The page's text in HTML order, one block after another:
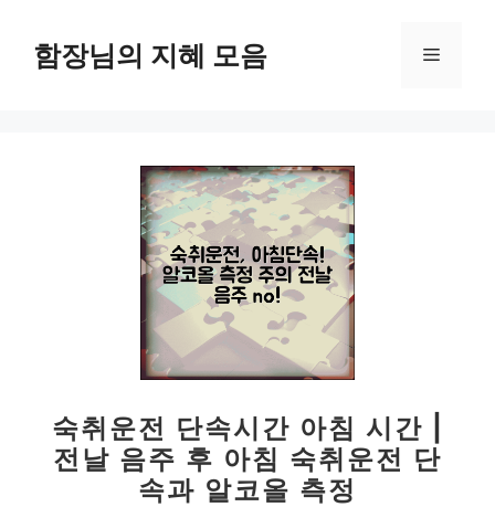
함장님의 지혜 모음 메
숙취운전 단속시간 아침 시간 |
전날 음주 후 아침 숙취운전 단
속과 알코올 측정